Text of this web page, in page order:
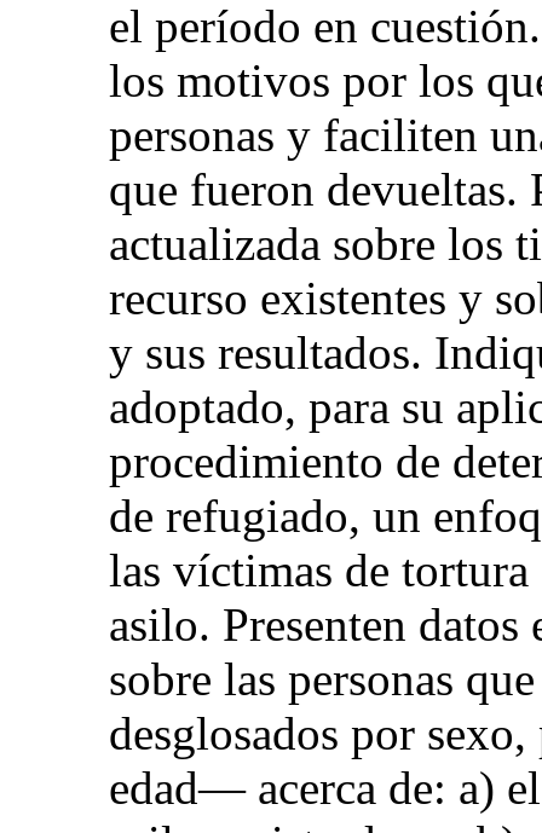
el período en
los motivos por los
personas y faciliten
que fueron
actualizada sobre los
recurso existentes y
y sus resultados.
adoptado, para su
procedimiento de
de refugiado, un
las víctimas de
asilo. Presenten datos
sobre las personas
desglosados por
edad— acerca de: a)